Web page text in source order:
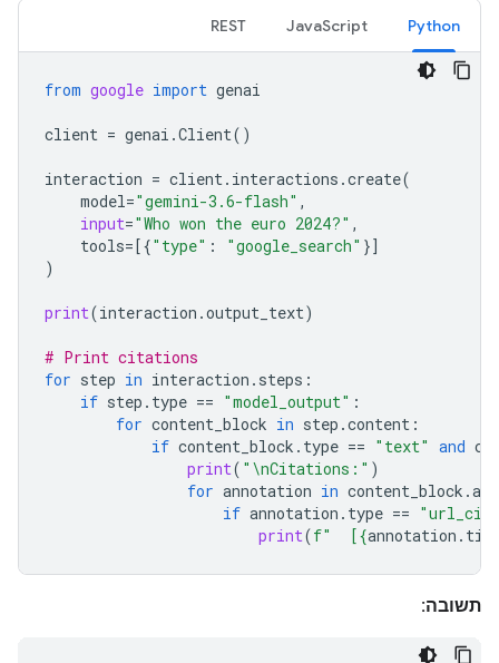
Python
JavaScript
REST
from google import genai
client = genai .Client()
interaction = client. interactions .create(
model="gemini-3.6-flash" ,
input="Who won the euro 2024?" ,
tools=[{"type" : "google_search" }]
)
print(interaction .output_text)
# Print citations
for step in interaction . steps :
if step . type == "model_output" :
for content_block in step .content :
if content_block . type == "text" and
print( " \nCitations:" )
for annotation in content_block .
if annotation . type ==
print(f"  [{annotation .
תשובה: